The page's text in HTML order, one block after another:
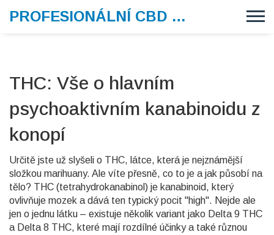
PROFESIONÁLNÍ CBD VAPE
THC: Vše o hlavním
psychoaktivním kanabinoidu z
konopí
Určitě jste už slyšeli o THC, látce, která je nejznámější
složkou marihuany. Ale víte přesně, co to je a jak působí na
tělo? THC (tetrahydrokanabinol) je kanabinoid, který
ovlivňuje mozek a dává ten typický pocit "high". Nejde ale
jen o jednu látku – existuje několik variant jako Delta 9 THC
a Delta 8 THC, které mají rozdílné účinky a také různou